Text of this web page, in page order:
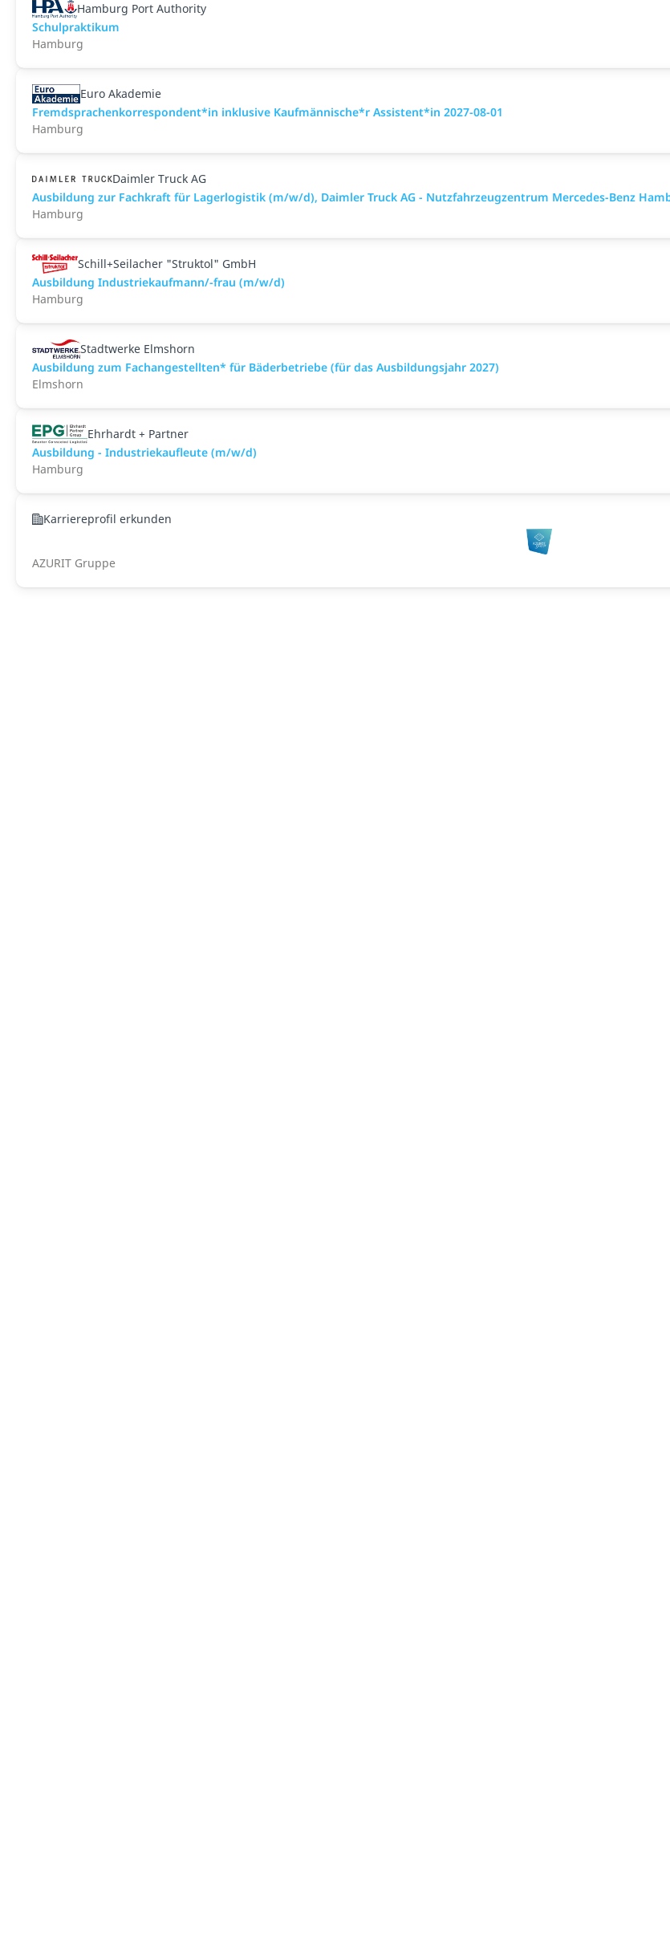
Hamburg Port Authority
Schulpraktikum
Hamburg
Euro Akademie
Fremdsprachenkorrespondent*in inklusive Kaufmännische*r Assistent*in 2027-08-01
Hamburg
Daimler Truck AG
Ausbildung zur Fachkraft für Lagerlogistik (m/w/d), Daimler Truck AG - Nutzfahrzeugzentrum Mercedes-Benz
Hamburg
Schill+Seilacher "Struktol" GmbH
Ausbildung Industriekaufmann/-frau (m/w/d)
Hamburg
Stadtwerke Elmshorn
Ausbildung zum Fachangestellten* für Bäderbetriebe (für das Ausbildungsjahr 2027)
Elmshorn
Ehrhardt + Partner
Ausbildung - Industriekaufleute (m/w/d)
Hamburg
Karriereprofil erkunden
AZURIT Gruppe